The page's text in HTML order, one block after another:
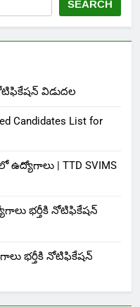
SEARCH
విడుదల
Candidates List for
ఉద్యోగాలు | TTD SVIMS
భర్తీకి నోటిఫికేషన్
భర్తీకి నోటిఫికేషన్